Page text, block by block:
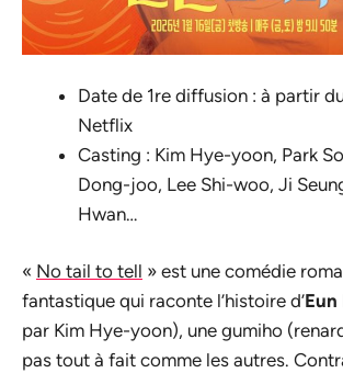
Date de 1re diffusion : à partir
Netflix
Casting : Kim Hye-yoon, Park
Dong-joo, Lee Shi-woo, Ji
Hwan…
« No tail to tell » est une comédie
fantastique qui raconte l’histoire d’Eun
par Kim Hye-yoon), une gumiho
pas tout à fait comme les autres.